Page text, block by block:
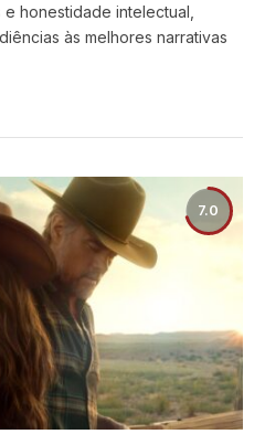
honestidade intelectual,
às melhores narrativas
7.0